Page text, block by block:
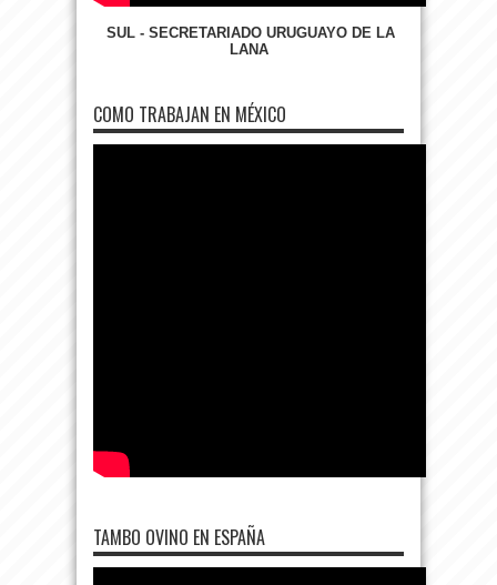
SUL - SECRETARIADO URUGUAYO DE LA
LANA
COMO TRABAJAN EN MÉXICO
TAMBO OVINO EN ESPAÑA